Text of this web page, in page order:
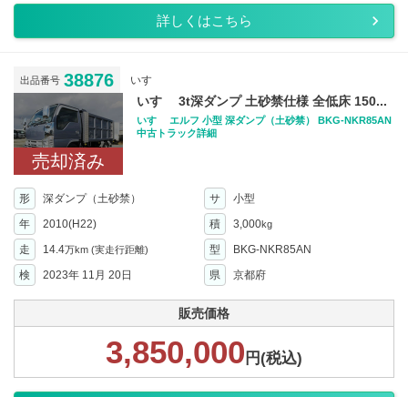
詳しくはこちら
出品番号 38876 いすゞ
売却済み
いすゞ 3t深ダンプ 土砂禁仕様 全低床 150...
いすゞ エルフ 小型 深ダンプ（土砂禁） BKG-NKR85AN
中古トラック詳細
形 深ダンプ（土砂禁） サ
小型
年
2010(H22) 積 3,000kg
走 14.4万km (実走行距離) 型
BKG-NKR85AN
検
2023年 11月 20日 県 京都府
販売価格
3,850,000 円(税込)